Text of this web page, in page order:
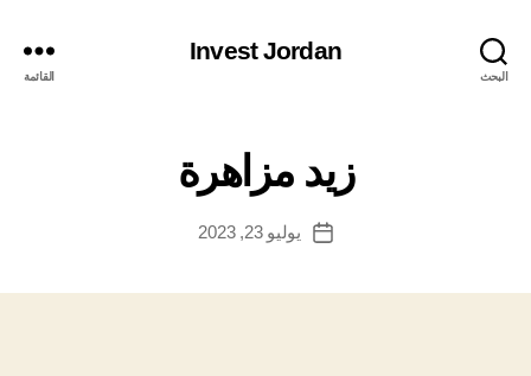
البحث
Invest Jordan
القائمة
زيد مزاهرة
تاريخيوليو 23, 2023